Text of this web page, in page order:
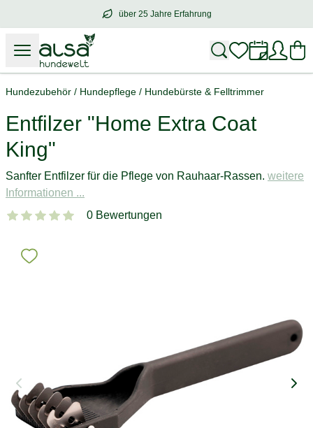
über 25 Jahre Erfahrung
über25 Jahre Erfahrung
Hundezubehör / Hundepflege / Hundebürste & Felltrimmer
Entfilzer "Home Extra Coat
King"
Sanfter Entfilzer für die Pflege von Rauhaar-Rassen. weitere
Informationen ...
0 Bewertungen